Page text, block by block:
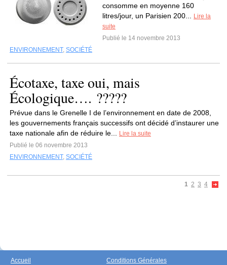
consomme en moyenne 160
litres/jour, un Parisien 200...
Lire la
suite
Publié le 14 novembre 2013
ENVIRONNEMENT, SOCIÉTÉ
Écotaxe, taxe oui, mais
Écologique…. ?????
Prévue dans le Grenelle I de l’environnement en date de 2008,
les gouvernements français successifs ont décidé d’instaurer une
taxe nationale afin de réduire le...
Lire la suite
Publié le 06 novembre 2013
ENVIRONNEMENT, SOCIÉTÉ
1 2 3 4
Accueil Conditions Générales